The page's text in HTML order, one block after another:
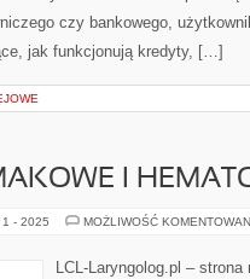
czy bankowego,
jak funkcjonują kredyty, […]
I
1 - 2025 MOŻLIWOŚĆ
LCL-Laryngolog.pl –